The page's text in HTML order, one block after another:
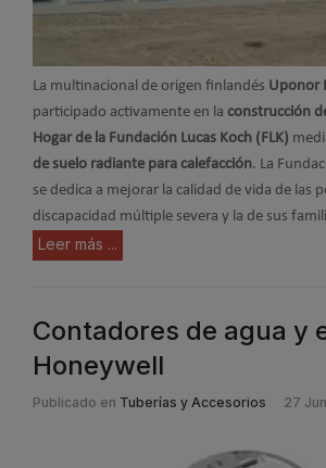
La multinacional de origen finlandés Uponor
participado activamente en la construcción
Hogar de la Fundación Lucas Koch (FLK)
de suelo radiante para calefacción. La
se dedica a mejorar la calidad de vida de las
discapacidad múltiple severa y la de sus
Leer más ...
Contadores de agua y
Honeywell
Publicado en Tuberías y Accesorios 27